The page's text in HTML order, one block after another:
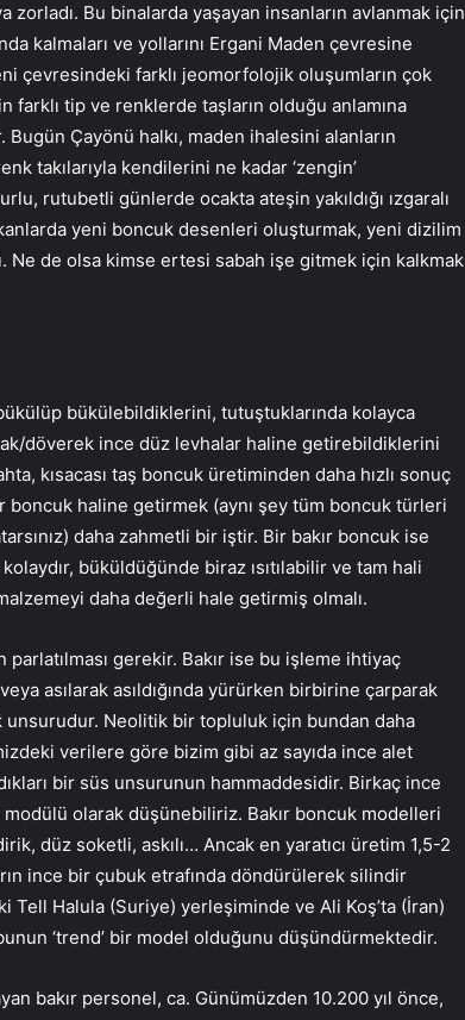
zorladı. Bu binalarda yaşayan insanların avlanmak için
kalmaları ve yollarını Ergani Maden çevresine
çevresindeki farklı jeomorfolojik oluşumların çok
tip ve renklerde taşların olduğu anlamına
Bugün Çayönü halkı, maden ihalesini alanların
takılarıyla kendilerini ne kadar ‘zengin’
rutubetli günlerde ocakta ateşin yakıldığı ızgaralı
yeni boncuk desenleri oluşturmak, yeni dizilim
de olsa kimse ertesi sabah işe gitmek için kalkmak
bükülebildiklerini, tutuştuklarında kolayca
döverek ince düz levhalar haline getirebildiklerini
kısacası taş boncuk üretiminden daha hızlı sonuç
boncuk haline getirmek (aynı şey tüm boncuk türleri
daha zahmetli bir iştir. Bir bakır boncuk ise
büküldüğünde biraz ısıtılabilir ve tam hali
daha değerli hale getirmiş olmalı.
parlatılması gerekir. Bakır ise bu işleme ihtiyaç
asılarak asıldığında yürürken birbirine çarparak
unsurudur. Neolitik bir topluluk için bundan daha
verilere göre bizim gibi az sayıda ince alet
bir süs unsurunun hammaddesidir. Birkaç ince
olarak düşünebiliriz. Bakır boncuk modelleri
düz soketli, askılı… Ancak en yaratıcı üretim 1,5-2
ince bir çubuk etrafında döndürülerek silindir
Tell Halula (Suriye) yerleşiminde ve Ali Koş’ta (İran)
‘trend’ bir model olduğunu düşündürmektedir.
bakır personel, ca. Günümüzden 10.200 yıl önce,